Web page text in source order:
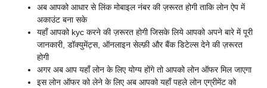
अब आपको आधार से लिंक मोबाइल नंबर की ज़रूरत होगी ताकि लोन ऐप में
अकाउंट बना सके
यहाँ आपको kyc करने की ज़रूरत होगी जिसके लिये आपको अपने बारे में पूरी
जानकारी, डॉक्युमेंट्स, ऑनलाइन सेल्फ़ी और बैंक डिटेल्स देने की ज़रूरत
होगी
अगर अब आप यहाँ लोन के लिए योग्य होंगे तो आपको लोन ऑफर मिल जाएगा
इस लोन ऑफर को लेने के लिए अब आपको यहाँ पहले लोन एग्रीमेंट को